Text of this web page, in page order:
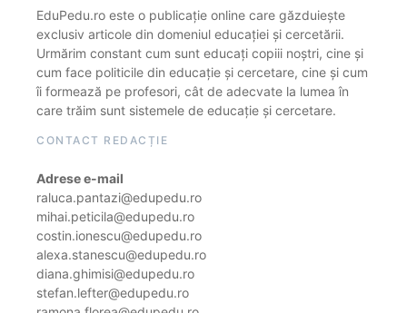
EduPedu.ro este o publicație online care găzduiește
exclusiv articole din domeniul educației și cercetării.
Urmărim constant cum sunt educați copiii noștri, cine și
cum face politicile din educație și cercetare, cine și cum
îi formează pe profesori, cât de adecvate la lumea în
care trăim sunt sistemele de educație și cercetare.
CONTACT REDACȚIE
Adrese e-mail
raluca.pantazi@edupedu.ro
mihai.peticila@edupedu.ro
costin.ionescu@edupedu.ro
alexa.stanescu@edupedu.ro
diana.ghimisi@edupedu.ro
stefan.lefter@edupedu.ro